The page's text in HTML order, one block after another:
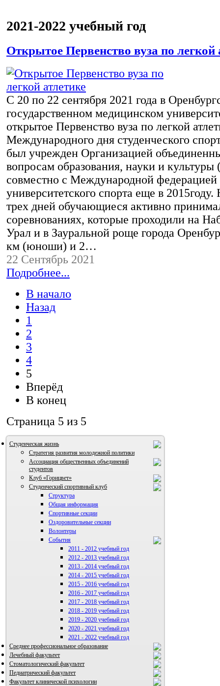
2021-2022 учебный год
Открытое Первенство вуза по легкой
С 20 по 22 сентября 2021 года в
государственном медицинском
открытое Первенство вуза по легкой
Международного дня студенческого
был учрежден Организацией
вопросам образования, науки и
совместно с Международной федерацией
университетского спорта еще в
трех дней обучающиеся активно
соревнованиях, которые проходили на
Урал и в Зауральной роще города
км (юноши) и 2…
22 Сентябрь 2021
Подробнее...
В начало
Назад
1
2
3
4
5
Вперёд
В конец
Страница 5 из 5
Студенческая жизнь
Стратегия развития молодежной политики
Ассоциация общественных объединений
студентов
ВИА "Полигон"
Клуб «Горицвет»
Студенческий спортивный клуб
Структура
Общая информация
Спортивные секции
Оздоровительные секции
Волонтеры
События
2011 - 2012 учебный год
2012 - 2013 учебный год
2013 - 2014 учебный год
2014 - 2015 учебный год
2015 - 2016 учебный год
2016 - 2017 учебный год
2017 - 2018 учебный год
2018 - 2019 учебный год
2019 - 2020 учебный год
2020 - 2021 учебный год
2021 - 2022 учебный год
Среднее профессиональное образование
Лечебный факультет
Стоматологический факультет
Педиатрический факультет
Факультет клинической психологии